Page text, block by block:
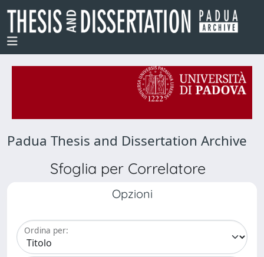
Padua Thesis and Dissertation Archive
Sfoglia per Correlatore
Opzioni
Ordina per: